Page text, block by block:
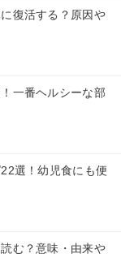
復活する？原因や
一番ヘルシーな部
選！幼児食にも便
む？意味・由来や